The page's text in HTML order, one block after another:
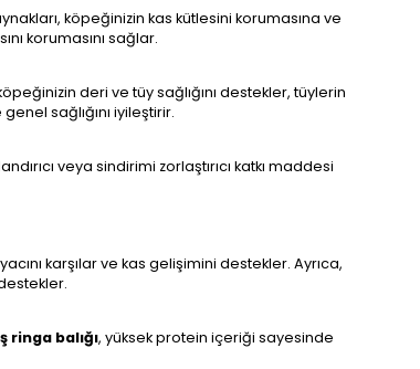
köpeğinizin kas kütlesini korumasına ve
korumasını sağlar.
deri ve tüy sağlığını destekler, tüylerin
sağlığını iyileştirir.
veya sindirimi zorlaştırıcı katkı maddesi
karşılar ve kas gelişimini destekler. Ayrıca,
ringa balığı, yüksek protein içeriği sayesinde